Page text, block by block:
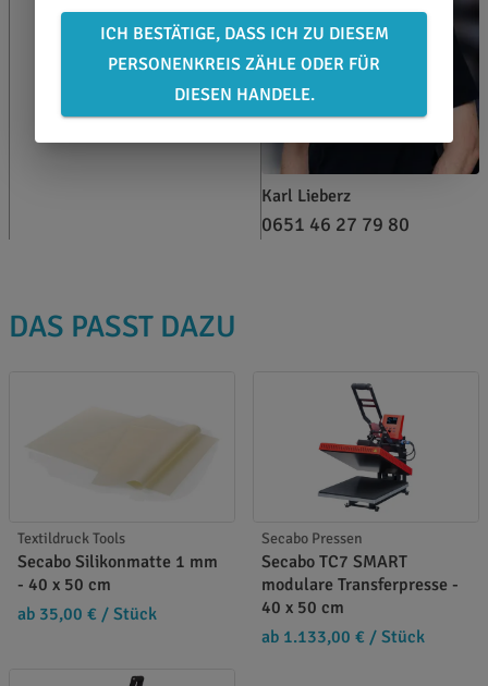
Karl Lieberz
0651 46 27 79 80
DAS PASST DAZU
Textildruck Tools
Secabo Silikonmatte 1 mm
- 40 x 50 cm
ab 35,00 € / Stück
Secabo Pressen
Secabo TC7 SMART
modulare Transferpresse -
40 x 50 cm
ab 1.133,00 € / Stück
ICH BESTÄTIGE, DASS ICH ZU DIESEM
PERSONENKREIS ZÄHLE ODER FÜR
DIESEN HANDELE.